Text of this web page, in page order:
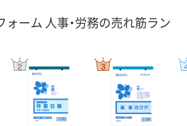
ォーム 人事・労務の売れ筋ラン